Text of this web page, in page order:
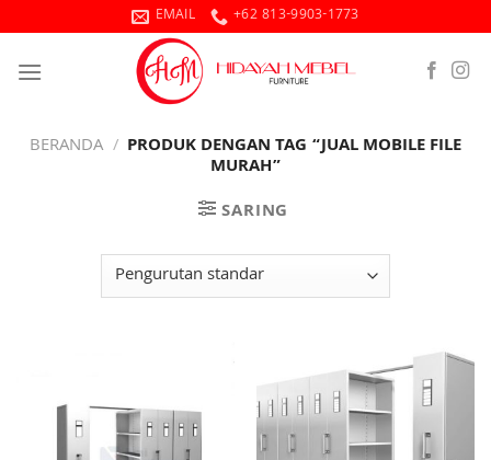
to
content
EMAIL +62 813-9903-1773
BERANDA / PRODUK DENGAN TAG “JUAL MOBILE FILE
MURAH”
SARING